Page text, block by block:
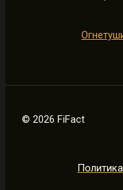
© 2026 FiFact